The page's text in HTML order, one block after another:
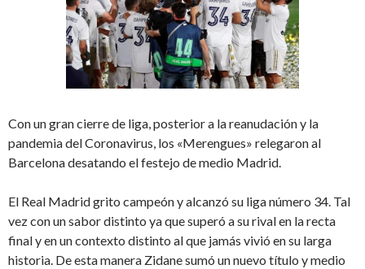
Con un gran cierre de liga, posterior a la reanudación y la
pandemia del Coronavirus, los «Merengues» relegaron al
Barcelona desatando el festejo de medio Madrid.
El Real Madrid grito campeón y alcanzó su liga número 34. Tal
vez con un sabor distinto ya que superó a su rival en la recta
final y en un contexto distinto al que jamás vivió en su larga
historia. De esta manera Zidane sumó un nuevo título y medio